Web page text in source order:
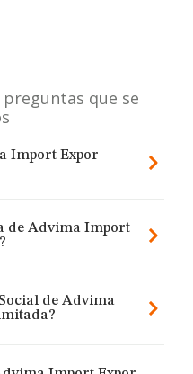
preguntas que se
Import Expor
de Advima Import
de Advima